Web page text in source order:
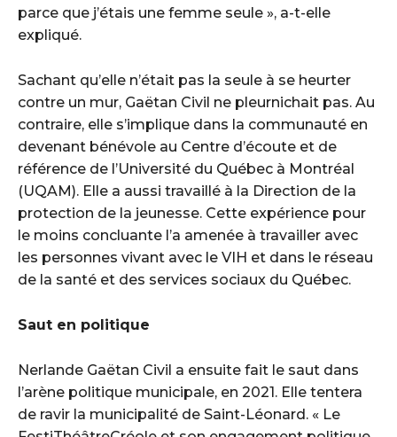
parce que j’étais une femme seule », a-t-elle
expliqué.
Sachant qu’elle n’était pas la seule à se heurter
contre un mur, Gaëtan Civil ne pleurnichait pas. Au
contraire, elle s’implique dans la communauté en
devenant bénévole au Centre d’écoute et de
référence de l’Université du Québec à Montréal
(UQAM). Elle a aussi travaillé à la Direction de la
protection de la jeunesse. Cette expérience pour
le moins concluante l’a amenée à travailler avec
les personnes vivant avec le VIH et dans le réseau
de la santé et des services sociaux du Québec.
Saut en politique
Nerlande Gaëtan Civil a ensuite fait le saut dans
l’arène politique municipale, en 2021. Elle tentera
de ravir la municipalité de Saint-Léonard. « Le